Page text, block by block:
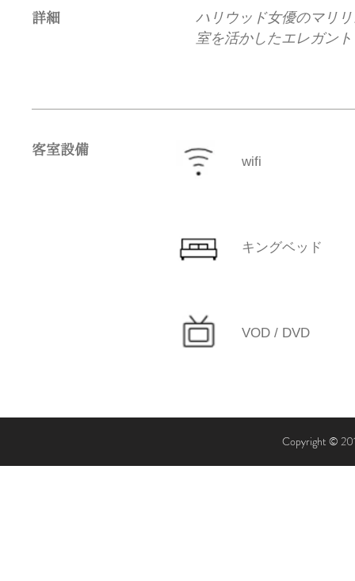
​詳細
ハリウッド女優のマリ
室を活かしたエレガン
​客室設備
wifi
キングベッド
VOD / DVD
Copyright ©